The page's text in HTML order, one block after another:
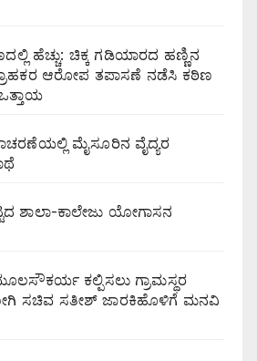
ಹೆಚ್ಚು: ಚಿಕ್ಕ ಗಡಿಯಾರದ ಹಣ್ಣಿನ
ಗ್ರಾಹಕರ ಆರೋಪ ತಪಾಸಣೆ ನಡೆಸಿ ಕಠಿಣ
ಮೈಸೂರಿನ ವೈದ್ಯರ
ಶಾಲಾ-ಕಾಲೇಜು ಯೋಗಾಸನ
ಕಲ್ಪಿಸಲು ಗ್ರಾಮಸ್ಥರ
ಸಚಿವ ಸತೀಶ್ ಜಾರಕಿಹೊಳಿಗೆ ಮನವಿ